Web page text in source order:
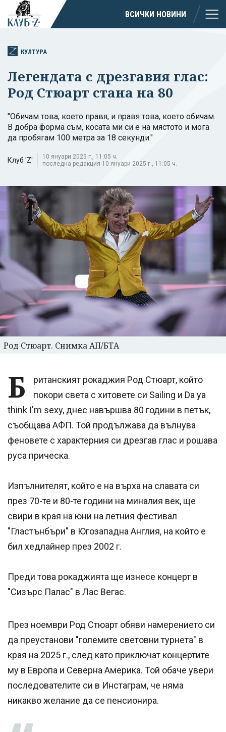
ВСИЧКИ НОВИНИ
КУЛТУРА
Легендата с дрезгавия глас:
Род Стюарт стана на 80
"Обичам това, което правя, и правя това, което обичам.
В добра форма съм, косата ми си е на мястото и мога
да пробягам 100 метра за 18 секунди."
Клуб 'Z'
10 януари 2025 г., 11:05 ч.
последна редакция 10 януари 2025 г., 11:05 ч.
Род Стюарт. Снимка АП/БТА
Б
ританският рокаджия Род Стюарт, който
покори света с хитовете си Sailing и Da ya
think I'm sexy, днес навършва 80 години в петък,
съобщава АФП. Той продължава да вълнува
феновете с характерния си дрезгав глас и рошава
руса прическа.
Изпълнителят, който е на върха на славата си
през 70-те и 80-те години на миналия век, ще
свири в края на юни на летния фестивал
"Гластънбъри" в Югозападна Англия, на който е
бил хедлайнер през 2002 г.
Преди това рокаджията ще изнесе концерт в
"Сизърс Палас" в Лас Вегас.
През ноември Род Стюарт обяви намерението си
да преустанови "големите световни турнета" в
края на 2025 г., след като приключат концертите
му в Европа и Северна Америка. Той обаче увери
последователите си в Инстаграм, че няма
никакво желание да се пенсионира.